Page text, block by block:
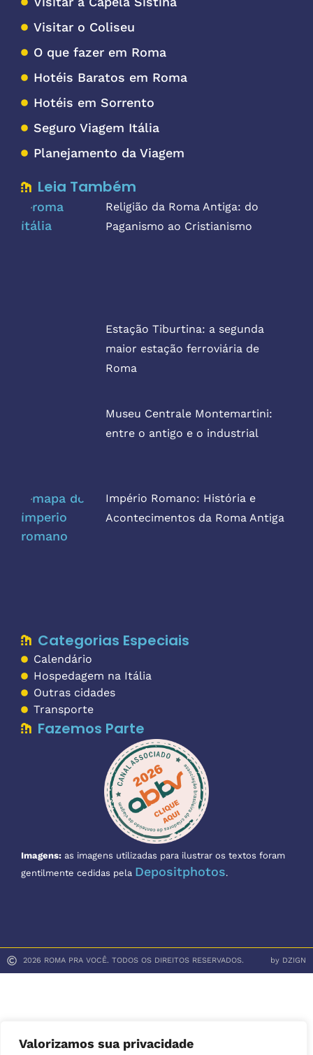
Valorizamos sua privacidade
Visitar o Coliseu
O que fazer em Roma
Hotéis Baratos em Roma
Hotéis em Sorrento
Seguro Viagem Itália
Planejamento da Viagem
Leia Também
Religião da Roma Antiga: do
Paganismo ao Cristianismo
Estação Tiburtina: a segunda
maior estação ferroviária de
Roma
Museu Centrale Montemartini:
entre o antigo e o industrial
Império Romano: História e
Acontecimentos da Roma Antiga
Categorias Especiais
Calendário
Hospedagem na Itália
Outras cidades
Transporte
Fazemos Parte
Imagens: as imagens utilizadas para ilustrar os textos foram
gentilmente cedidas pela Depositphotos.
2026 ROMA PRA VOCÊ. TODOS OS DIREITOS RESERVADOS. by DZIGN